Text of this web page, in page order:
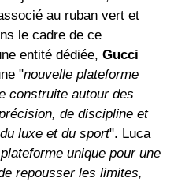
au ruban vert et
le cadre de ce
entité dédiée, Gucci
"nouvelle plateforme
construite autour des
de discipline et
luxe et du sport". Luca
unique pour une
repousser les limites,